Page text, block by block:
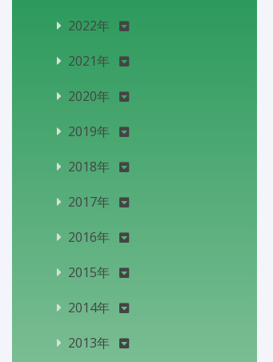
2022年
2021年
2020年
2019年
2018年
2017年
2016年
2015年
2014年
2013年